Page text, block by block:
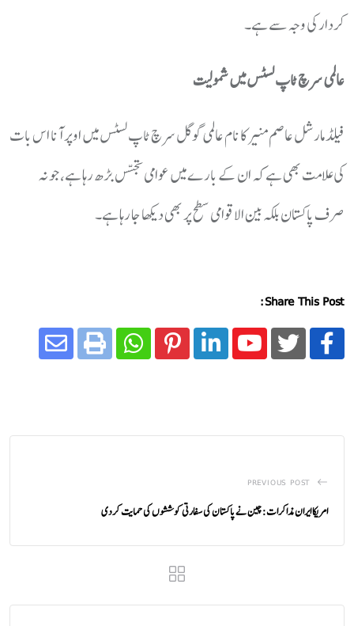
کردار کی وجہ سے ہے۔
عالمی سرچ ٹاپ لسٹس میں شمولیت
فیلڈ مارشل عاصم منیر کا نام عالمی گوگل سرچ ٹاپ لسٹس میں اوپر آنا اس بات
کی علامت بھی ہے کہ ان کے بارے میں عوامی تجسس بڑھ رہا ہے، جو نہ
صرف پاکستان بلکہ بین الاقوامی سطح پر بھی دیکھا جا رہا ہے۔
Share This Post:
PREVIOUS POST
امریکا ایران مذاکرات: چین نے پاکستان کی سفارتی کوششوں کی حمایت کردی